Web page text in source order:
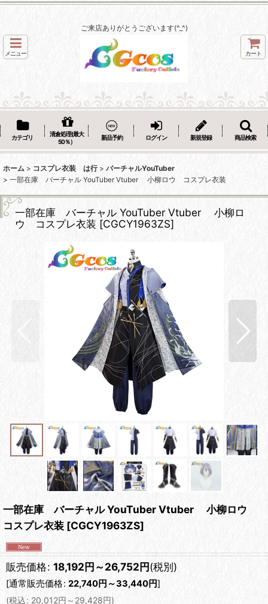
ご来店ありがとうございます(^_^)
メニュー カート
カテゴリ
清倉処理(最大
50％）
新品予約 ログイン 新規登録 商品検索
ホーム > コスプレ衣装 は行 > バーチャルYouTuber
> 一部在庫 バーチャル YouTuber Vtuber 小柳ロウ コスプレ衣装
一部在庫 バーチャル YouTuber Vtuber 小柳ロ
ウ コスプレ衣装 [CGCY1963ZS]
一部在庫 バーチャル YouTuber Vtuber 小柳ロウ
コスプレ衣装 [CGCY1963ZS]
販売価格: 18,192円～26,752円(税別)
[通常販売価格: 22,740円 ～33,440円]
(税込: 20,012円 ～29,428円)